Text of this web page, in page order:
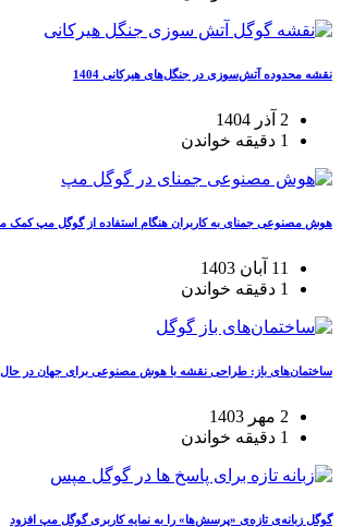
نقشه محدوده آتش‌سوزی در جنگل‌های هیرکانی 1404
2 آذر 1404
1 دقیقه خواندن
هوش مصنوعی جمنای به کاربران هنگام استفاده از گوگل مپ کمک
11 آبان 1403
1 دقیقه خواندن
ساختمان‌های باز: طراحی نقشه با هوش مصنوعی برای جهان در حال
2 مهر 1403
1 دقیقه خواندن
گوگل زبانه‌ی تازه‌ی «پرسش‌ها» را به نمایه کاربری گوگل مپ افزود